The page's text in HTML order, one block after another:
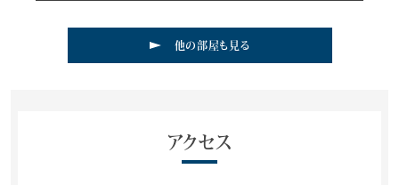
他の部屋も見る
アクセス